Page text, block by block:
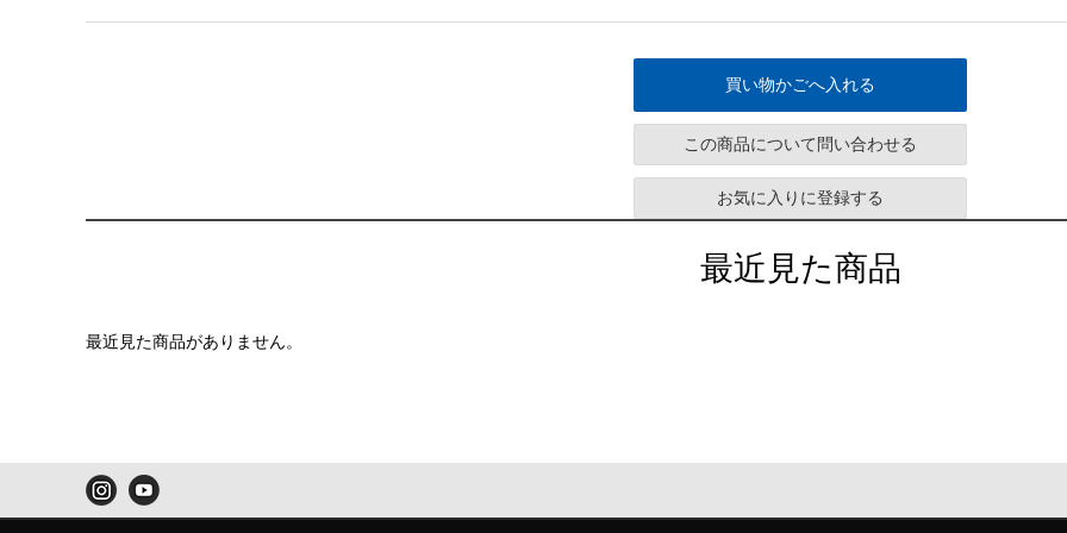
買い物かごへ入れる
この商品について問い合わせる
お気に入りに登録する
最近見た商品
最近見た商品がありません。